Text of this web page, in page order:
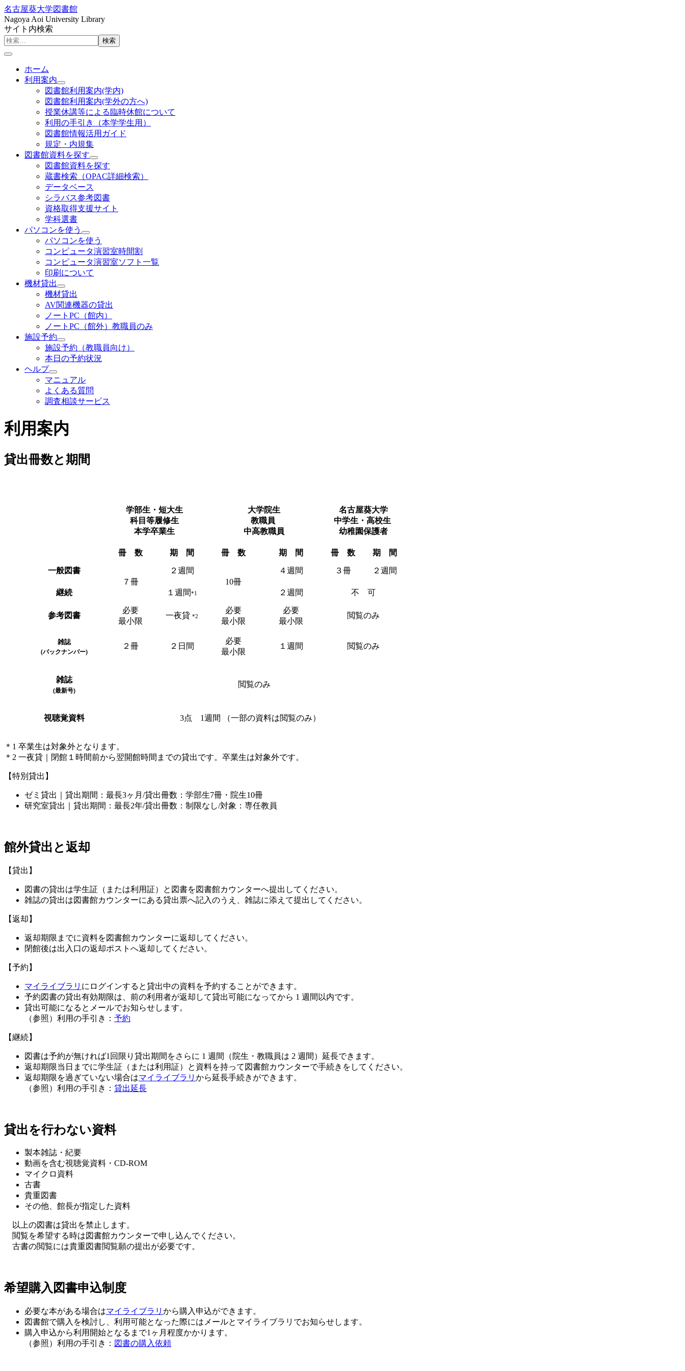
名古屋葵大学図書館
Nagoya Aoi University Library
サイト内検索
検索
ホーム
利用案内
図書館利用案内(学内)
図書館利用案内(学外の方へ)
授業休講等による臨時休館について
利用の手引き（本学学生用）
図書館情報活用ガイド
規定・内規集
図書館資料を探す
図書館資料を探す
蔵書検索（OPAC詳細検索）
データベース
シラバス参考図書
資格取得支援サイト
学科選書
パソコンを使う
パソコンを使う
コンピュータ演習室時間割
コンピュータ演習室ソフト一覧
印刷について
機材貸出
機材貸出
AV関連機器の貸出
ノートPC（館内）
ノートPC（館外）教職員のみ
施設予約
施設予約（教職員向け）
本日の予約状況
ヘルプ
マニュアル
よくある質問
調査相談サービス
利用案内
貸出冊数と期間
学部生・短大生
科目等履修生
本学卒業生
大学院生
教職員
中高教職員
名古屋葵大学
中学生・高校生
幼稚園保護者
冊 数 期 間 冊 数 期 間 冊 数 期 間
一般図書
７冊
２週間
10冊
４週間 ３冊 ２週間
継続 １週間*1 ２週間 不 可
参考図書
必要
最小限
一夜貸 *2
必要
最小限
必要
最小限
閲覧のみ
雑誌
(バックナンバー)
２冊 ２日間
必要
最小限
１週間 閲覧のみ
雑誌
(最新号)
閲覧のみ
視聴覚資料 3点 1週間 （一部の資料は閲覧のみ）
＊1 卒業生は対象外となります。
＊2 一夜貸｜閉館１時間前から翌開館時間までの貸出です。卒業生は対象外です。
【特別貸出】
ゼミ貸出｜貸出期間：最長3ヶ月/貸出冊数：学部生7冊・院生10冊
研究室貸出｜貸出期間：最長2年/貸出冊数：制限なし/対象：専任教員
館外貸出と返却
【貸出】
図書の貸出は学生証（または利用証）と図書を図書館カウンターへ提出してください。
雑誌の貸出は図書館カウンターにある貸出票へ記入のうえ、雑誌に添えて提出してください。
【返却】
返却期限までに資料を図書館カウンターに返却してください。
閉館後は出入口の返却ポストへ返却してください。
【予約】
マイライブラリ にログインすると貸出中の資料を予約することができます。
予約図書の貸出有効期限は、前の利用者が返却して貸出可能になってから 1 週間以内です。
貸出可能になるとメールでお知らせします。
（参照）利用の手引き： 予約
【継続】
図書は予約が無ければ1回限り貸出期間をさらに 1 週間（院生・教職員は 2 週間）延長できます。
返却期限当日までに学生証（または利用証）と資料を持って図書館カウンターで手続きをしてください。
返却期限を過ぎていない場合はマイライブラリ から延長手続きができます。
（参照）利用の手引き： 貸出延長
貸出を行わない資料
製本雑誌・紀要
動画を含む視聴覚資料・CD-ROM
マイクロ資料
古書
貴重図書
その他、館長が指定した資料
以上の図書は貸出を禁止します。
閲覧を希望する時は図書館カウンターで申し込んでください。
古書の閲覧には貴重図書閲覧願の提出が必要です。
希望購入図書申込制度
必要な本がある場合はマイライブラリ から購入申込ができます。
図書館で購入を検討し、利用可能となった際にはメールとマイライブラリでお知らせします。
購入申込から利用開始となるまで1ヶ月程度かかります。
（参照）利用の手引き： 図書の購入依頼